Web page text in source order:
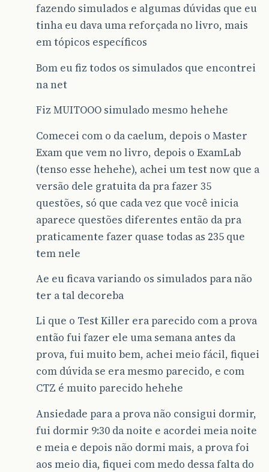
fazendo simulados e algumas dúvidas que eu
tinha eu dava uma reforçada no livro, mais
em tópicos específicos
Bom eu fiz todos os simulados que encontrei
na net
Fiz MUITOOO simulado mesmo hehehe
Comecei com o da caelum, depois o Master
Exam que vem no livro, depois o ExamLab
(tenso esse hehehe), achei um test now que a
versão dele gratuita da pra fazer 35
questões, só que cada vez que você inicia
aparece questões diferentes então da pra
praticamente fazer quase todas as 235 que
tem nele
Ae eu ficava variando os simulados para não
ter a tal decoreba
Li que o Test Killer era parecido com a prova
então fui fazer ele uma semana antes da
prova, fui muito bem, achei meio fácil, fiquei
com dúvida se era mesmo parecido, e com
CTZ é muito parecido hehehe
Ansiedade para a prova não consigui dormir,
fui dormir 9:30 da noite e acordei meia noite
e meia e depois não dormi mais, a prova foi
aos meio dia, fiquei com medo dessa falta do